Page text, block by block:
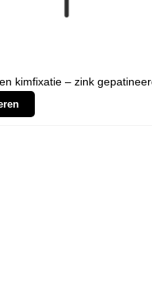
kimfixatie – zink